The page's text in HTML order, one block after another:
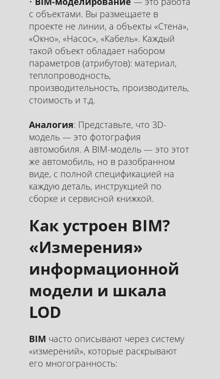
с объектами. Вы размещаете в
проекте не линии, а объекты «Стена»,
«Окно», «Насос», «Кабель». Каждый
такой объект обладает набором
параметров (атрибутов): материал,
теплопроводность,
производительность, производитель,
стоимость и т.д.
Аналогия: Представьте, что 3D-
модель — это фотография
автомобиля. А BIM-модель — это этот
же автомобиль, но в разобранном
виде, с полной спецификацией на
каждую деталь, инструкцией по
сборке и сервисной книжкой.
Как устроен BIM?
«Измерения»
информационной
модели и шкала
LOD
BIM часто описывают через систему
«измерений», которые раскрывают
его многогранность: